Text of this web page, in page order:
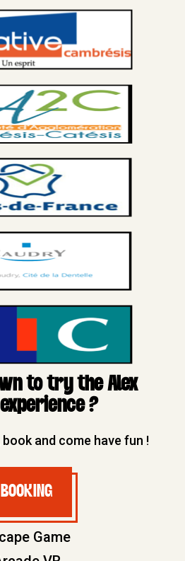
to try the Alex
?
and come have fun !
BOOKING
BOOKING
Game